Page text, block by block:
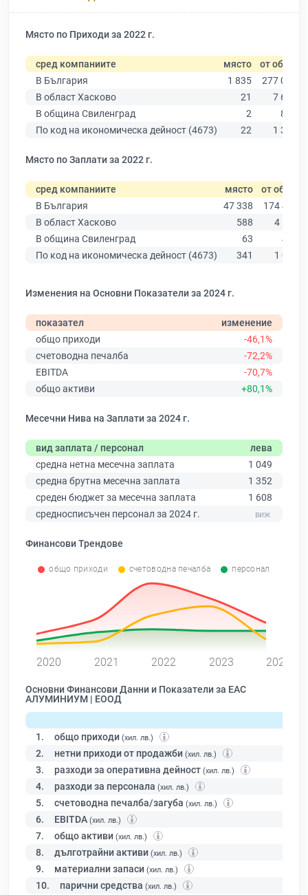
Място по Приходи за 2022 г.
сред компаниите място от общо
В България
1 835
277 019
В област Хасково
21
7 664
В община Свиленград
2
832
По код на икономическа дейност (4673)
22 1 350
Място по Заплати за 2022 г.
сред компаниите място от общо
В България
47 338
174 403
В област Хасково
588
4 585
В община Свиленград
63
459
По код на икономическа дейност (4673)
341 1 002
Изменения на Основни Показатели за 2024 г.
показател
изменение
общо приходи
-46,1%
счетоводна печалба
-72,2%
EBITDA
-70,7%
общо активи
+80,1%
Месечни Нива на Заплати за 2024 г.
вид заплата / персонал
лева
средна нетна месечна заплата
1 049
средна брутна месечна заплата
1 352
среден бюджет за месечна заплата
1 608
средносписъчен персонал за 2024 г.
Финансови Трендове
общо приходи счетоводна печалба персонал
2020 2021 2022 2023 2024
Основни Финансови Данни и Показатели за ЕАС
АЛУМИНИУМ | ЕООД
1. общо приходи (хил. лв.)
2. нетни приходи от продажби (хил. лв.)
3. разходи за оперативна дейност (хил. лв.)
4. разходи за персонала (хил. лв.)
5. счетоводна печалба/загуба (хил. лв.)
6. EBITDA (хил. лв.)
7. общо активи (хил. лв.)
8. дълготрайни активи (хил. лв.)
9. материални запаси (хил. лв.)
10. парични средства (хил. лв.)